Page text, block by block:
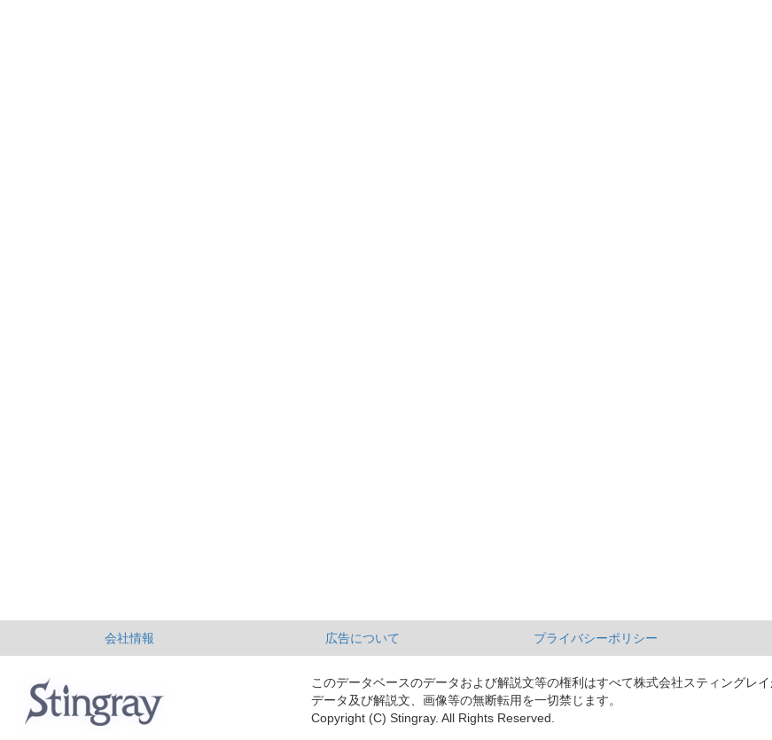
会社情報 広告について プライバシーポリシー
このデータベースのデータおよび解説文等の権利はすべて株式会社スティングレイ
データ及び解説文、画像等の無断転用を一切禁じます。
Copyright (C) Stingray. All Rights Reserved.